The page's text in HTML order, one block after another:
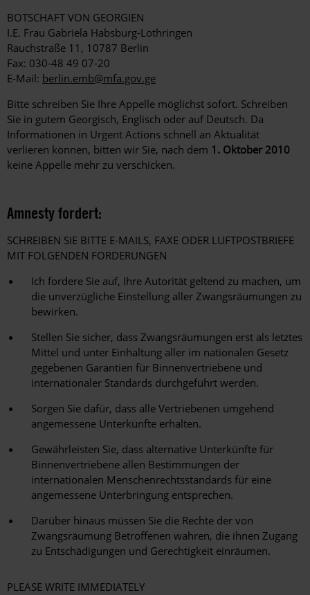
BOTSCHAFT VON GEORGIEN
I.E. Frau Gabriela Habsburg-Lothringen
Rauchstraße 11, 10787 Berlin
Fax: 030-48 49 07-20
E-Mail: berlin.emb@mfa.gov.ge
Bitte schreiben Sie Ihre Appelle möglichst sofort. Schreiben
Sie in gutem Georgisch, Englisch oder auf Deutsch. Da
Informationen in Urgent Actions schnell an Aktualität
verlieren können, bitten wir Sie, nach dem 1. Oktober 2010
keine Appelle mehr zu verschicken.
Amnesty fordert:
SCHREIBEN SIE BITTE E-MAILS, FAXE ODER LUFTPOSTBRIEFE
MIT FOLGENDEN FORDERUNGEN
Ich fordere Sie auf, Ihre Autorität geltend zu machen, um
die unverzügliche Einstellung aller Zwangsräumungen zu
bewirken.
Stellen Sie sicher, dass Zwangsräumungen erst als letztes
Mittel und unter Einhaltung aller im nationalen Gesetz
gegebenen Garantien für Binnenvertriebene und
internationaler Standards durchgeführt werden.
Sorgen Sie dafür, dass alle Vertriebenen umgehend
angemessene Unterkünfte erhalten.
Gewährleisten Sie, dass alternative Unterkünfte für
Binnenvertriebene allen Bestimmungen der
internationalen Menschenrechtsstandards für eine
angemessene Unterbringung entsprechen.
Darüber hinaus müssen Sie die Rechte der von
Zwangsräumung Betroffenen wahren, die ihnen Zugang
zu Entschädigungen und Gerechtigkeit einräumen.
PLEASE WRITE IMMEDIATELY